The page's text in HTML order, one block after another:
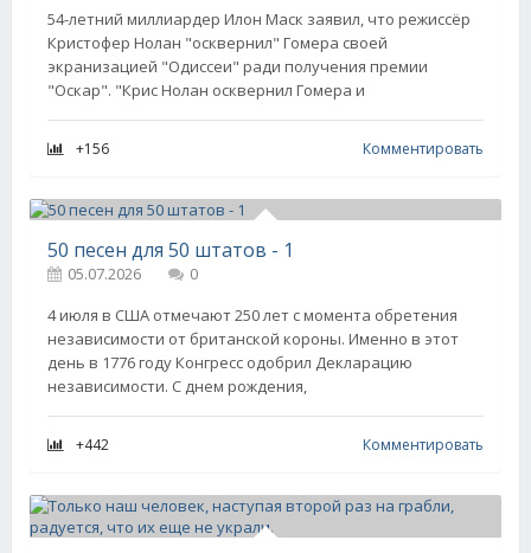
54-летний миллиардер Илон Маск заявил, что режиссёр
Кристофер Нолан "осквернил" Гомера своей
экранизацией "Одиссеи" ради получения премии
"Оскар". "Крис Нолан осквернил Гомера и
+156 Комментировать
50 песен для 50 штатов - 1
05.07.2026
0
4 июля в США отмечают 250 лет с момента обретения
независимости от британской короны. Именно в этот
день в 1776 году Конгресс одобрил Декларацию
независимости. С днем рождения,
+442 Комментировать